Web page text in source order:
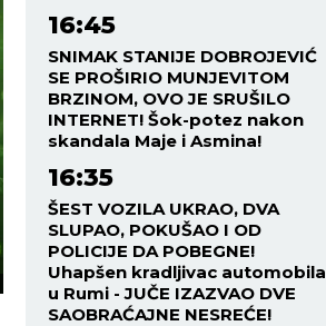
16:45
SNIMAK STANIJE DOBROJEVIĆ
SE PROŠIRIO MUNJEVITOM
BRZINOM, OVO JE SRUŠILO
INTERNET! Šok-potez nakon
skandala Maje i Asmina!
16:35
ŠEST VOZILA UKRAO, DVA
SLUPAO, POKUŠAO I OD
POLICIJE DA POBEGNE!
Uhapšen kradljivac automobila
u Rumi - JUČE IZAZVAO DVE
SAOBRAĆAJNE NESREĆE!